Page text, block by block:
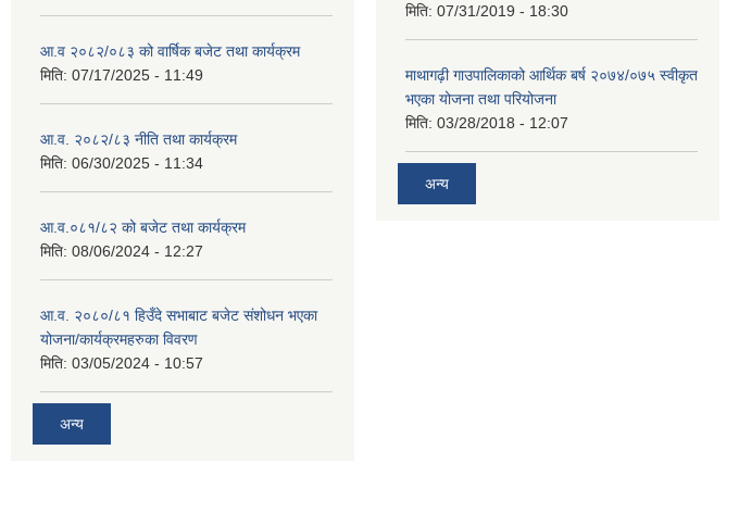
आ.व २०८२/०८३ को वार्षिक बजेट तथा कार्यक्रम
मिति: 07/17/2025 - 11:49
आ.व. २०८२/८३ नीति तथा कार्यक्रम
मिति: 06/30/2025 - 11:34
आ.व.०८१/८२ को बजेट तथा कार्यक्रम
मिति: 08/06/2024 - 12:27
आ.व. २०८०/८१ हिउँदे सभाबाट बजेट संशोधन भएका
योजना/कार्यक्रमहरुका विवरण
मिति: 03/05/2024 - 10:57
अन्य
मिति: 07/31/2019 - 18:30
माथागढ़ी गाउपालिकाको आर्थिक बर्ष २०७४/०७५ स्वीकृत
भएका योजना तथा परियोजना
मिति: 03/28/2018 - 12:07
अन्य